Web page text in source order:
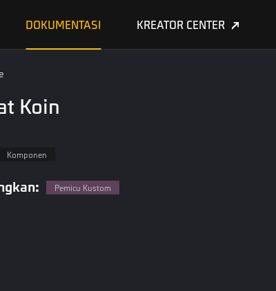
DOKUMENTASI KREATOR CENTER
Koin
Komponen
Pemicu Kustom